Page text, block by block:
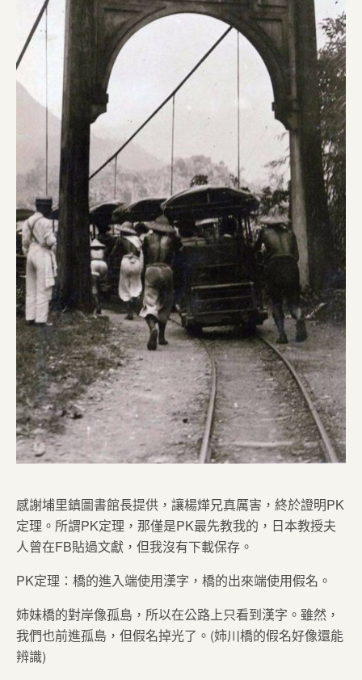
感謝埔里鎮圖書館長提供，讓楊燁兄真厲害，終於證明PK
定理。所謂PK定理，那僅是PK最先教我的，日本教授夫
人曾在FB貼過文獻，但我沒有下載保存。
PK定理：橋的進入端使用漢字，橋的出來端使用假名。
姉妹橋的對岸像孤島，所以在公路上只看到漢字。雖然，
我們也前進孤島，但假名掉光了。(姉川橋的假名好像還能
辨識)